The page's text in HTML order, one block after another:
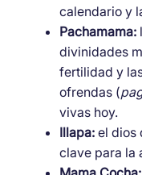
calendario y
Pachamama:
divinidades
fertilidad y
ofrendas (
vivas hoy.
Illapa:el dios
clave para la